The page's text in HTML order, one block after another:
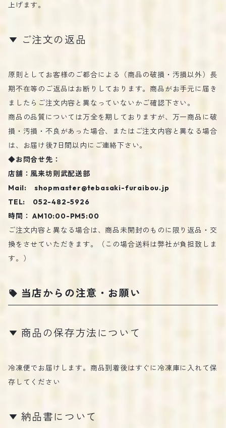
上げます。
ご注文の返品
原則としてお客様のご都合による（商品の破損・汚損以外）長
期不在等のご返品はお断りしております。商品がお手元に届き
ましたらご注文内容と異なっていないかご確認下さい。
商品の品質については万全を期しておりますが、万一商品に破
損・汚損・不良があった場合、またはご注文内容と異なる場合
は、お届け後7日間以内にご連絡下さい。
◆お問合せ先：
店舗：風来坊則武配送部
Mail: shopmaster@tebasaki-furaibou.jp
TEL: 052-482-5926
時間： AM10:00-PM5:00
ご注文内容と異なる場合は、商品未開封のものに限り返品・交
換をさせていただきます。（この場合送料は弊社が負担致しま
す。）
当店からの注意・お願い
商品の保存方法について
冷凍便でお届けします。商品到着後はすぐに冷凍庫に入れて保
存してください
納品書について